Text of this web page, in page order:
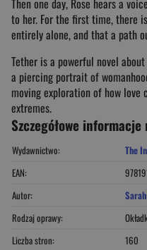
Then one day, Rose hears a
to her. For the first time, there
entirely alone, and that a path
Tether is a powerful novel
a piercing portrait of
moving exploration of how love
extremes.
Szczegółowe
Wydawnictwo:
The
EAN:
Autor:
Rodzaj oprawy:
Liczba stron:
160